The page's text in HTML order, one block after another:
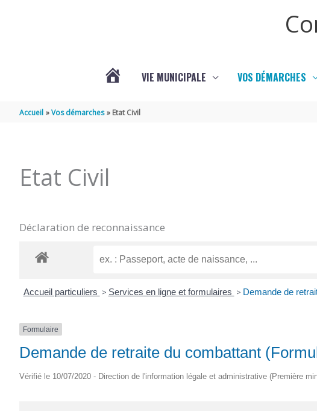
MAZERAY
VIE MUNICIPALE VOS DÉMARCHES
Accueil Vos démarches Etat Civil
Etat Civil
Déclaration de reconnaissance
Accueil particuliers > Services en ligne et formulaires > Demande de
Formulaire
Demande de retraite du combattant
Vérifié le 10/07/2020 - Direction de l'information légale et administrative (Première